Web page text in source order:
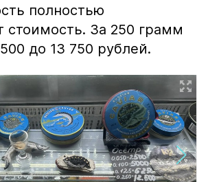
полностью
стоимость. За 250 грамм
до 13 750 рублей.